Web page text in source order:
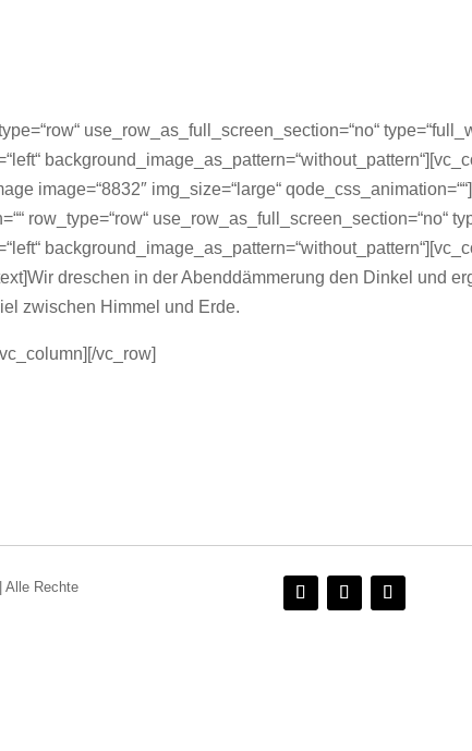
use_row_as_full_screen_section=“no“
image=“8832″ img_size=“large“
row_type=“row“ use_row_as_full_screen_section=“no“
dreschen in der Abenddämmerung den Dinkel und
zwischen Himmel und Erde.
vc_row]
Alle Rechte